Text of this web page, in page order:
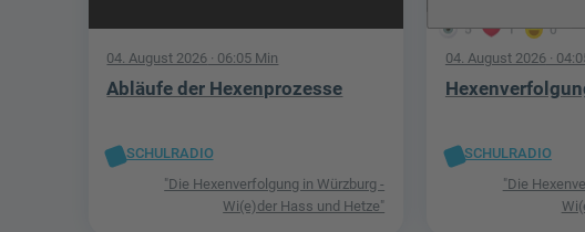
04. August 2026 · 06:05 Min
Abläufe der Hexenprozesse
SCHULRADIO
"Die Hexenverfolgung in Würzburg -
Wi(e)der Hass und Hetze"
5 1 0
04. August 2026·
SCHULRADIO
"Die